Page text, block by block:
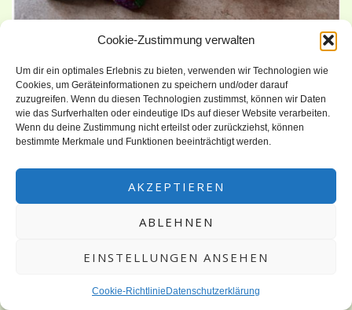
Cookie-Zustimmung verwalten
Um dir ein optimales Erlebnis zu bieten, verwenden wir Technologien wie
Cookies, um Geräteinformationen zu speichern und/oder darauf
zuzugreifen. Wenn du diesen Technologien zustimmst, können wir Daten
wie das Surfverhalten oder eindeutige IDs auf dieser Website verarbeiten.
Wenn du deine Zustimmung nicht erteilst oder zurückziehst, können
bestimmte Merkmale und Funktionen beeinträchtigt werden.
AKZEPTIEREN
ABLEHNEN
EINSTELLUNGEN ANSEHEN
Cookie-Richtlinie Datenschutzerklärung
kann. Danach habe ich auch gesucht und dann habe ich mich
wieder ausprobiert.
Drehwürfel habe ich ja schon
gehäkelt und sie fetzten mir immer noch. Mit der Zeit
verbessere ich meine Technik, aber aufwendig sind die
kleinen Würfel trotzdem. Hexagons zum Drehen habe ich […]
WEITERLESEN